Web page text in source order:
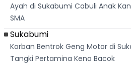
Ayah di Sukabumi Cabuli Anak
SMA
Sukabumi
Korban Bentrok Geng Motor di
Tangki Pertamina Kena Bacok